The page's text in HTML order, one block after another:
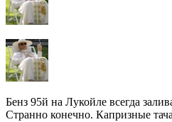
Бенз 95й на Лукойле всегда
Странно конечно. Капризные